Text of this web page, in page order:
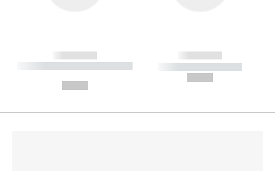
------------
----------- ----------- --------
------------
----------- -----------